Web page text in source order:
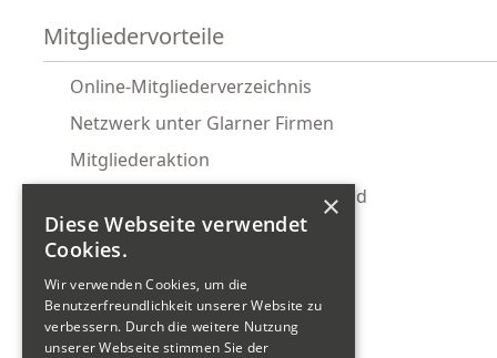
Mitgliedervorteile
Online-Mitgliederverzeichnis
Netzwerk unter Glarner Firmen
Mitgliederaktion
Glarnermesse Gemeinschaftsstand
Ostwind Firmenabo
Wirtschaftsförderung
Tour de Gwärb Teilnahme
×
Diese Webseite verwendet
Cookies.
Wir verwenden Cookies, um die
Benutzerfreundlichkeit unserer Website zu
verbessern. Durch die weitere Nutzung
unserer Webseite stimmen Sie der